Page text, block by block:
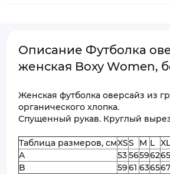
Описание Футболка
женская Boxy Women,
Женская футболка оверсайз из
органического хлопка.
Спущенный рукав. Круглый
Таблица размеров, смXSS M L XL
A
5356596265
B
5961 636567